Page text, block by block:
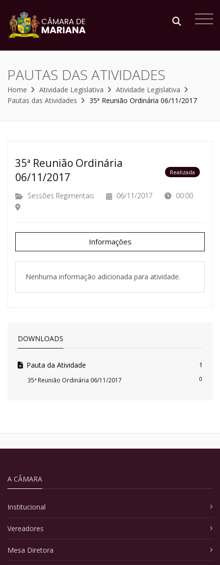
PAUTAS DAS ATIVIDADES
Home Atividade Legislativa
Atividade Legislativa
Pautas das Atividades
35ª Reunião Ordinária 06/11/2017
35ª Reunião Ordinária
06/11/2017
Realizada
Sessões Regimentais 06/11/2017 00:00
Informações
Nenhuma informação adicionada para atividade.
DOWNLOADS
Pauta da Atividade 1
35ª Reunião Ordinária 06/11/2017 0
A CÂMARA
Institucional
Vereadores
Mesa Diretora